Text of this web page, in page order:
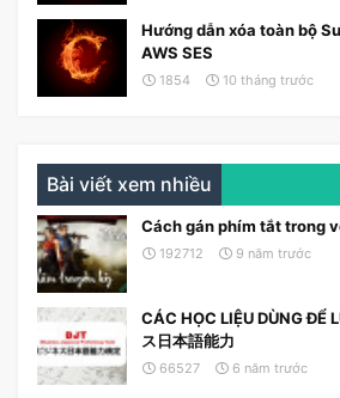
Hướng dẫn xóa toàn bộ
AWS SES
1854 10 tháng trước
Bài viết xem nhiều
Cách gán phím tắt trong
192712 9 năm trước
CÁC HỌC LIỆU DÙNG ĐỂ
ス日本語能力
66527 6 năm trước